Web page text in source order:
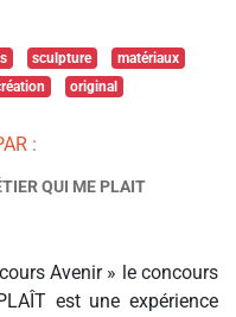
sculpture
matériaux
original
:
QUI ME PLAIT
Avenir » le concours
est une expérience